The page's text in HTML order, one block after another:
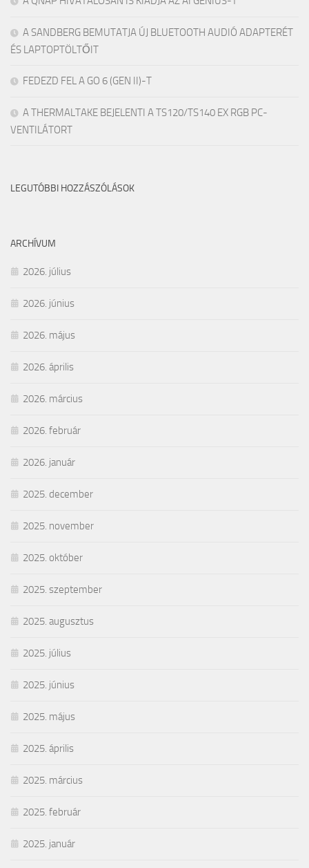
A SANDBERG BEMUTATJA ÚJ BLUETOOTH AUDIÓ ADAPTERÉT
ÉS LAPTOPTÖLTŐIT
FEDEZD FEL A GO 6 (GEN II)-T
A THERMALTAKE BEJELENTI A TS120/TS140 EX RGB PC-
VENTILÁTORT
LEGUTÓBBI HOZZÁSZÓLÁSOK
ARCHÍVUM
2026. július
2026. június
2026. május
2026. április
2026. március
2026. február
2026. január
2025. december
2025. november
2025. október
2025. szeptember
2025. augusztus
2025. július
2025. június
2025. május
2025. április
2025. március
2025. február
2025. január